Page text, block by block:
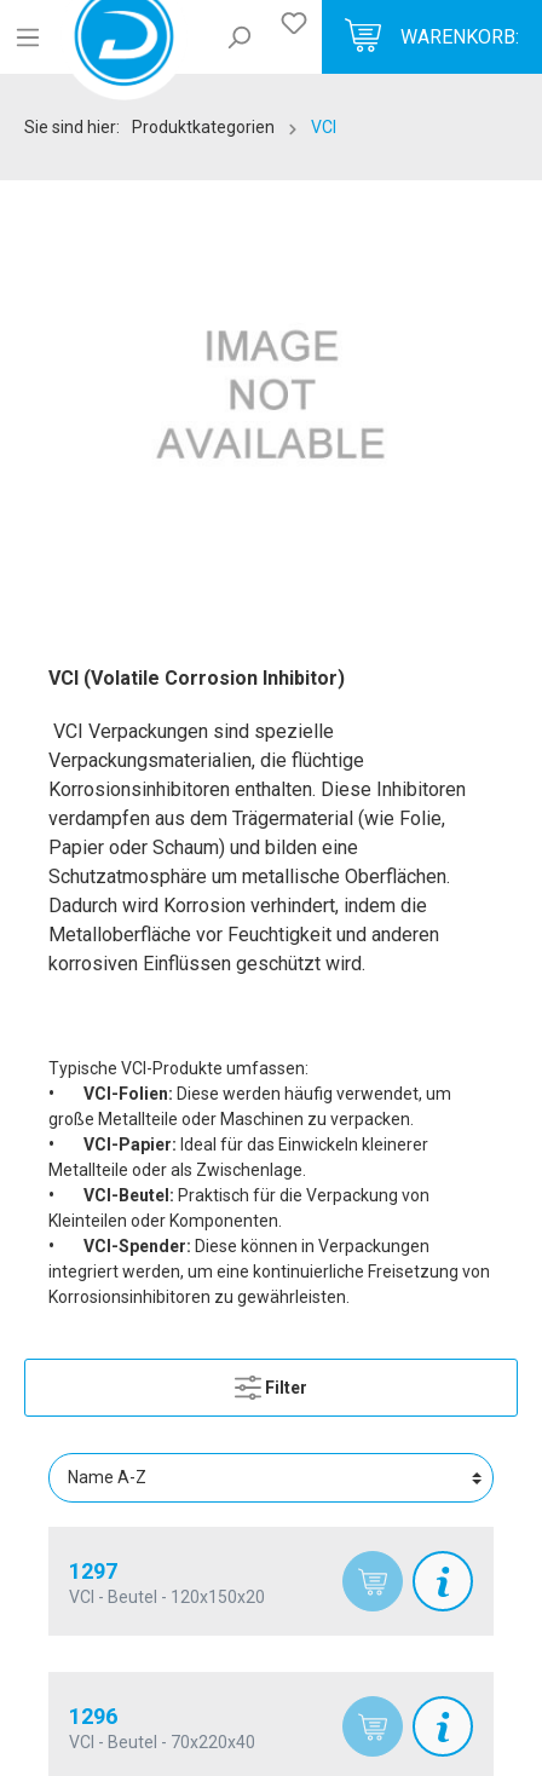
WARENKORB:
Sie sind hier: Produktkategorien VCI
VCI (Volatile Corrosion Inhibitor)
VCI Verpackungen sind spezielle
Verpackungsmaterialien, die flüchtige
Korrosionsinhibitoren enthalten. Diese Inhibitoren
verdampfen aus dem Trägermaterial (wie Folie,
Papier oder Schaum) und bilden eine
Schutzatmosphäre um metallische Oberflächen.
Dadurch wird Korrosion verhindert, indem die
Metalloberfläche vor Feuchtigkeit und anderen
korrosiven Einflüssen geschützt wird.
Typische VCI-Produkte umfassen:
•
VCI-Folien: Diese werden häufig verwendet, um
große Metallteile oder Maschinen zu verpacken.
•
VCI-Papier: Ideal für das Einwickeln kleinerer
Metallteile oder als Zwischenlage.
•
VCI-Beutel: Praktisch für die Verpackung von
Kleinteilen oder Komponenten.
•
VCI-Spender: Diese können in Verpackungen
integriert werden, um eine kontinuierliche Freisetzung von
Korrosionsinhibitoren zu gewährleisten.
Filter
1297
VCI - Beutel - 120x150x20
1296
VCI - Beutel - 70x220x40